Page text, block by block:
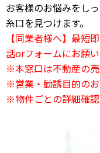
お客様のお悩みをし
糸口を見つけます。
【同業者様へ】最短
話orフォームにお願い
※本窓口は不動産の売
※営業・勧誘目的のお
※物件ごとの詳細確認